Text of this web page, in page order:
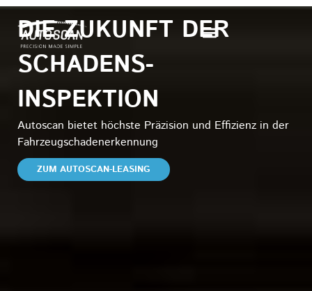
Zum
Inhalt
springen
DIE ZUKUNFT DER
SCHADENS-
INSPEKTION
Autoscan bietet höchste Präzision und Effizienz in der
Fahrzeugschadenerkennung
ZUM AUTOSCAN-LEASING